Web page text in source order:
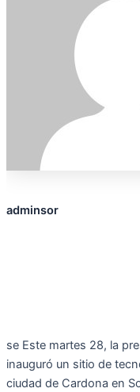
adminsor
se Este martes 28, la
inauguró un sitio de
ciudad de Cardona en